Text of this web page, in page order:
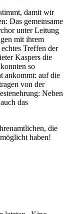
damit wir
Das gemeinsame
unter Leitung
mit ihrem
Treffen der
Kaspers die
so
ankommt: auf die
von der
Neben
das
die
haben!